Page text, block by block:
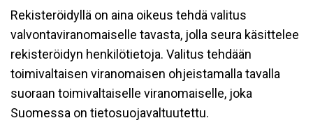
Rekisteröidyllä on aina oikeus tehdä valitus
valvontaviranomaiselle tavasta, jolla seura käsittelee
rekisteröidyn henkilötietoja. Valitus tehdään
toimivaltaisen viranomaisen ohjeistamalla tavalla
suoraan toimivaltaiselle viranomaiselle, joka
Suomessa on tietosuojavaltuutettu.